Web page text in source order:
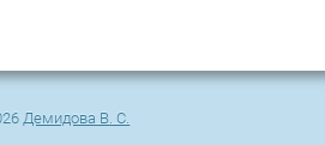
Демидова В. С.